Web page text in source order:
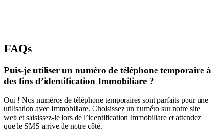
FAQs
Puis-je utiliser un numéro de téléphone temporaire à
des fins d’identification Immobiliare ?
Oui ! Nos numéros de téléphone temporaires sont parfaits pour une
utilisation avec Immobiliare. Choisissez un numéro sur notre site
web et saisissez-le lors de l’identification Immobiliare et attendez
que le SMS arrive de notre côté.